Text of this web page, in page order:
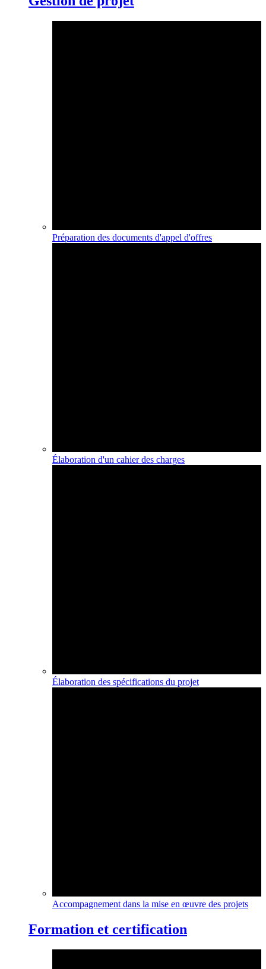
Préparation des documents d'appel d'offres
Élaboration d'un cahier des charges
Élaboration des spécifications du projet
Accompagnement dans la mise en œuvre des projets
Formation et certification